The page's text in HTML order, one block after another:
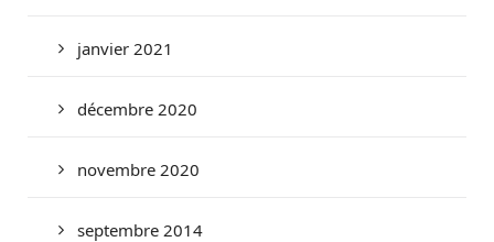
janvier 2021
décembre 2020
novembre 2020
septembre 2014